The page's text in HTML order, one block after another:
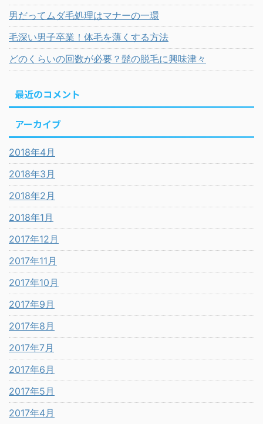
男だってムダ毛処理はマナーの一環
毛深い男子卒業！体毛を薄くする方法
どのくらいの回数が必要？髭の脱毛に興味津々
最近のコメント
アーカイブ
2018年4月
2018年3月
2018年2月
2018年1月
2017年12月
2017年11月
2017年10月
2017年9月
2017年8月
2017年7月
2017年6月
2017年5月
2017年4月